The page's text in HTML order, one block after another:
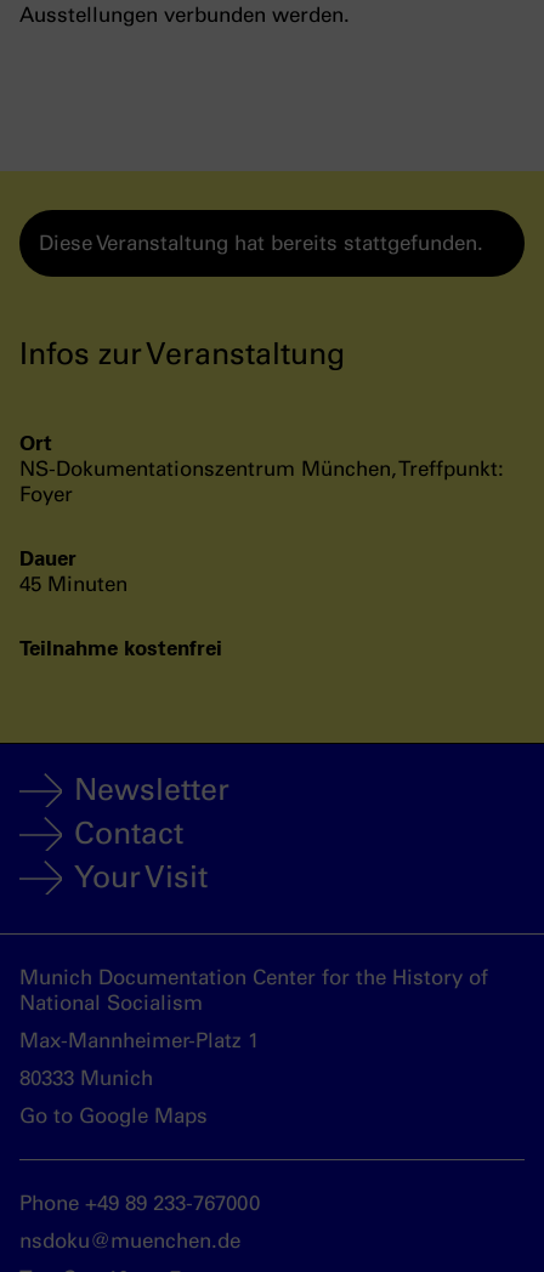
Ausstellungen verbunden werden.
Diese Veranstaltung hat bereits stattgefunden.
Infos zur Veranstaltung
Ort
NS-Dokumentationszentrum München, Treffpunkt:
Foyer
Dauer
45 Minuten
Teilnahme kostenfrei
Newsletter
Contact
Your Visit
Munich Documentation Center for the History of
National Socialism
Max-Mannheimer-Platz 1
80333 Munich
Go to Google Maps
Phone +49 89 233-767000
nsdoku@muenchen.de